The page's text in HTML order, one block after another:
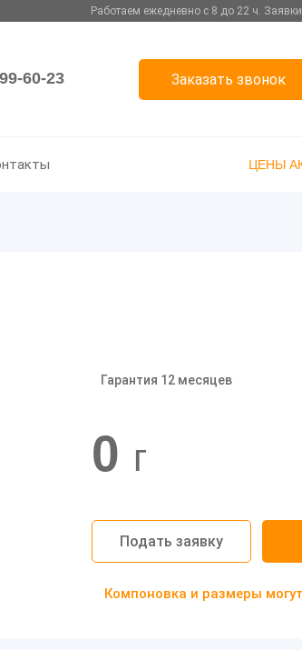
Работаем ежедневно с 8 до 22 ч.
60-23 Заказать звонок
ЦЕНЫ
Гарантия 12 месяцев
0 г
Подать заявку
Компоновка и размеры